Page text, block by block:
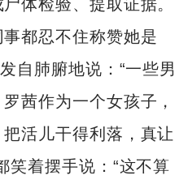
体检验、提取证据。
都忍不住称赞她是
自肺腑地说：“一些男
茜作为一个女孩子，
活儿干得利落，真让
笑着摆手说：“这不算